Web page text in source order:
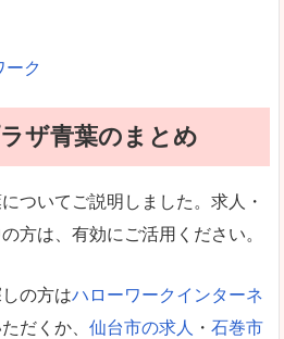
ーク
ザ青葉のまとめ
ついてご説明しました。求人・
方は、有効にご活用ください。
の方はハローワークインターネ
だくか、 仙台市の求人 ・ 石巻市